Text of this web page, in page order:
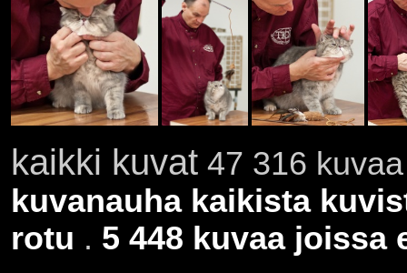
kaikki kuvat47 316
kuvanauha kaikista
rotu . 5 448 kuvaa joissa